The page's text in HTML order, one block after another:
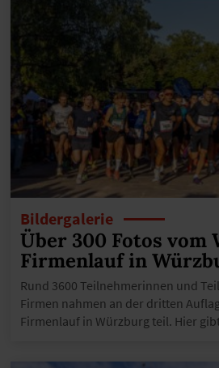
Bildergalerie
Über 300 Fotos vom
Firmenlauf in
Rund 3600 Teilnehmerinnen und
Firmen nahmen an der dritten
Firmenlauf in Würzburg teil. Hier